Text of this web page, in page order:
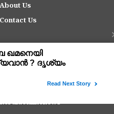
About Us
Contact Us